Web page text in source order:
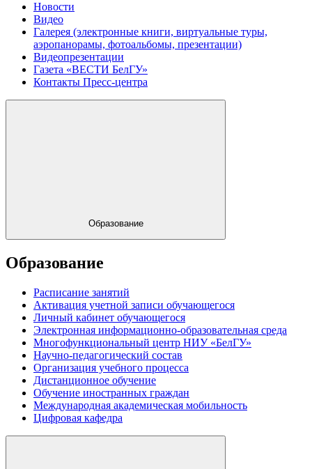
Новости
Видео
Галерея (электронные книги, виртуальные туры,
аэропанорамы, фотоальбомы, презентации)
Видеопрезентации
Газета «ВЕСТИ БелГУ»
Контакты Пресс-центра
Образование
Образование
Расписание занятий
Активация учетной записи обучающегося
Личный кабинет обучающегося
Электронная информационно-образовательная среда
Многофункциональный центр НИУ «БелГУ»
Научно-педагогический состав
Организация учебного процесса
Дистанционное обучение
Обучение иностранных граждан
Международная академическая мобильность
Цифровая кафедра